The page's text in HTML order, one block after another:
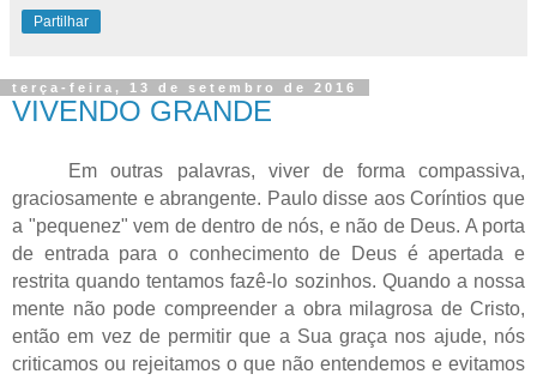
Partilhar
terça-feira, 13 de setembro de 2016
VIVENDO GRANDE
Em outras palavras, viver de forma compassiva,
graciosamente e abrangente. Paulo disse aos Coríntios que
a "pequenez" vem de dentro de nós, e não de Deus. A porta
de entrada para o conhecimento de Deus é apertada e
restrita quando tentamos fazê-lo sozinhos. Quando a nossa
mente não pode compreender a obra milagrosa de Cristo,
então em vez de permitir que a Sua graça nos ajude, nós
criticamos ou rejeitamos o que não entendemos e evitamos